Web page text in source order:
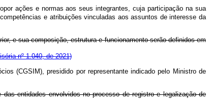
ações e normas aos seus integrantes, cuja participação na sua
e atribuições vinculadas aos assuntos de interesse da
e sua composição, estrutura e funcionamento serão definidos em
nº 1.040, de 2021)
(CGSIM), presidido por representante indicado pelo Ministro de
entidades envolvidos no processo de registro e legalização de